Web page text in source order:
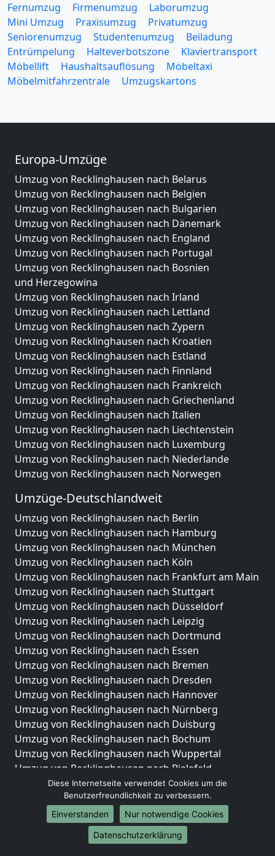
Fernumzug
Firmenumzug
Laborumzug
Mini Umzug
Praxisumzug
Privatumzug
Seniorenumzug
Studentenumzug
Beiladung
Entrümpelung
Halteverbotszone
Klaviertransport
Möbellift
Haushaltsauflösung
Möbeltaxi
Möbelmitfahrzentrale
Umzugskartons
Europa-Umzüge
Umzug von Recklinghausen nach Belarus
Umzug von Recklinghausen nach Belgien
Umzug von Recklinghausen nach Bulgarien
Umzug von Recklinghausen nach Dänemark
Umzug von Recklinghausen nach England
Umzug von Recklinghausen nach Portugal
Umzug von Recklinghausen nach Bosnien
und Herzegowina
Umzug von Recklinghausen nach Irland
Umzug von Recklinghausen nach Lettland
Umzug von Recklinghausen nach Zypern
Umzug von Recklinghausen nach Kroatien
Umzug von Recklinghausen nach Estland
Umzug von Recklinghausen nach Finnland
Umzug von Recklinghausen nach Frankreich
Umzug von Recklinghausen nach Griechenland
Umzug von Recklinghausen nach Italien
Umzug von Recklinghausen nach Liechtenstein
Umzug von Recklinghausen nach Luxemburg
Umzug von Recklinghausen nach Niederlande
Umzug von Recklinghausen nach Norwegen
Umzüge-Deutschlandweit
Umzug von Recklinghausen nach Berlin
Umzug von Recklinghausen nach Hamburg
Umzug von Recklinghausen nach München
Umzug von Recklinghausen nach Köln
Umzug von Recklinghausen nach Frankfurt am Main
Umzug von Recklinghausen nach Stuttgart
Umzug von Recklinghausen nach Düsseldorf
Umzug von Recklinghausen nach Leipzig
Umzug von Recklinghausen nach Dortmund
Umzug von Recklinghausen nach Essen
Umzug von Recklinghausen nach Bremen
Umzug von Recklinghausen nach Dresden
Umzug von Recklinghausen nach Hannover
Umzug von Recklinghausen nach Nürnberg
Umzug von Recklinghausen nach Duisburg
Umzug von Recklinghausen nach Bochum
Umzug von Recklinghausen nach Wuppertal
Umzug von Recklinghausen nach Bielefeld
Umzug von Recklinghausen nach Bonn
Umzug von Recklinghausen nach Münster
Internationale-Umzüge
Umzug von Recklinghausen nach Brasilien
Diese Internetseite verwendet Cookies um die
Benutzerfreundlichkeit zu verbessern.
Einverstanden
Nur notwendige Cookies
Datenschutzerklärung